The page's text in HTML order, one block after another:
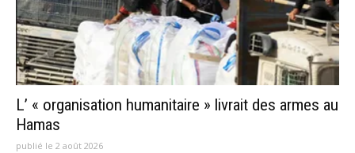
L’ « organisation humanitaire » livrait des armes au
Hamas
publié le 2 août 2026